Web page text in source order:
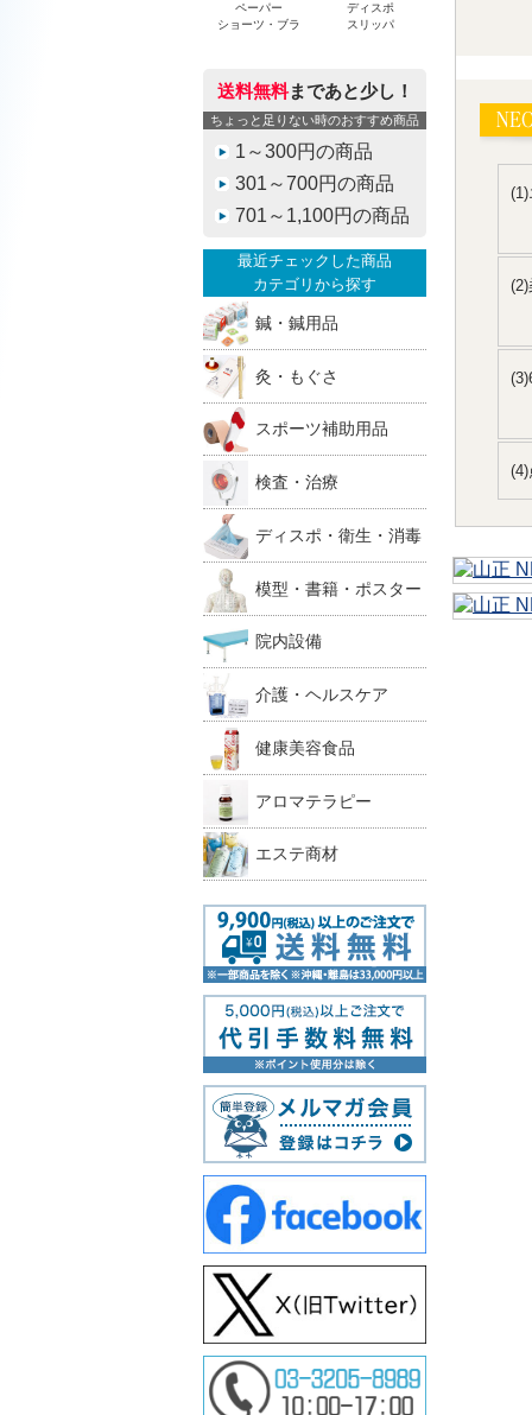
ペーパー
ショーツ・ブラ
ディスポ
スリッパ
送料無料まであと少し！
ちょっと足りない時のおすすめ商品
1～300円の商品
301～700円の商品
701～1,100円の商品
最近チェックした商品
カテゴリから探す
鍼・鍼用品
灸・もぐさ
スポーツ補助用品
検査・治療
ディスポ・衛生・消毒
模型・書籍・ポスター
院内設備
介護・ヘルスケア
健康美容食品
アロマテラピー
エステ商材
(4)